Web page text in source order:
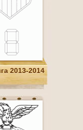
2013-2014